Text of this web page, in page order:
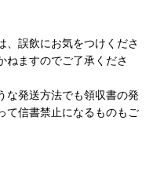
、誤飲にお気をつけくださ
ねますのでご了承くださ
な発送方法でも領収書の発
て信書禁止になるものもご